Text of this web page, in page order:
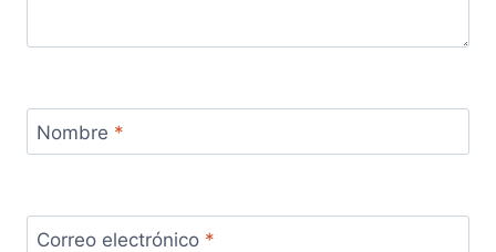
Nombre *
Correo electrónico *